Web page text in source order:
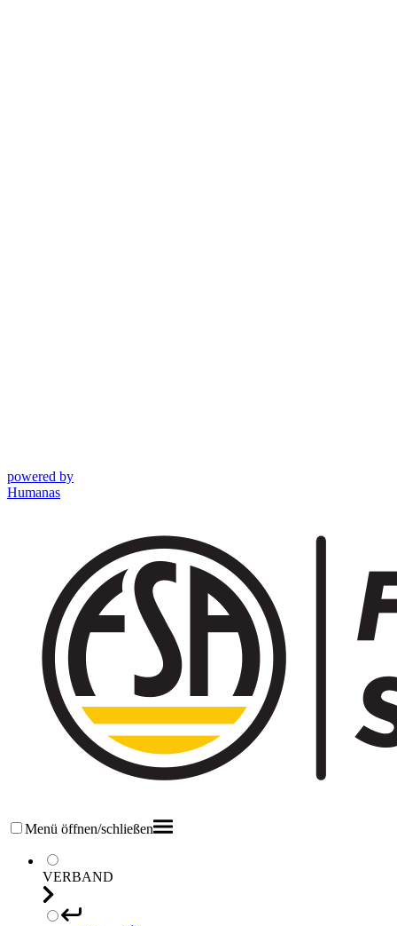
powered by
Humanas
Menü öffnen/schließen
VERBAND